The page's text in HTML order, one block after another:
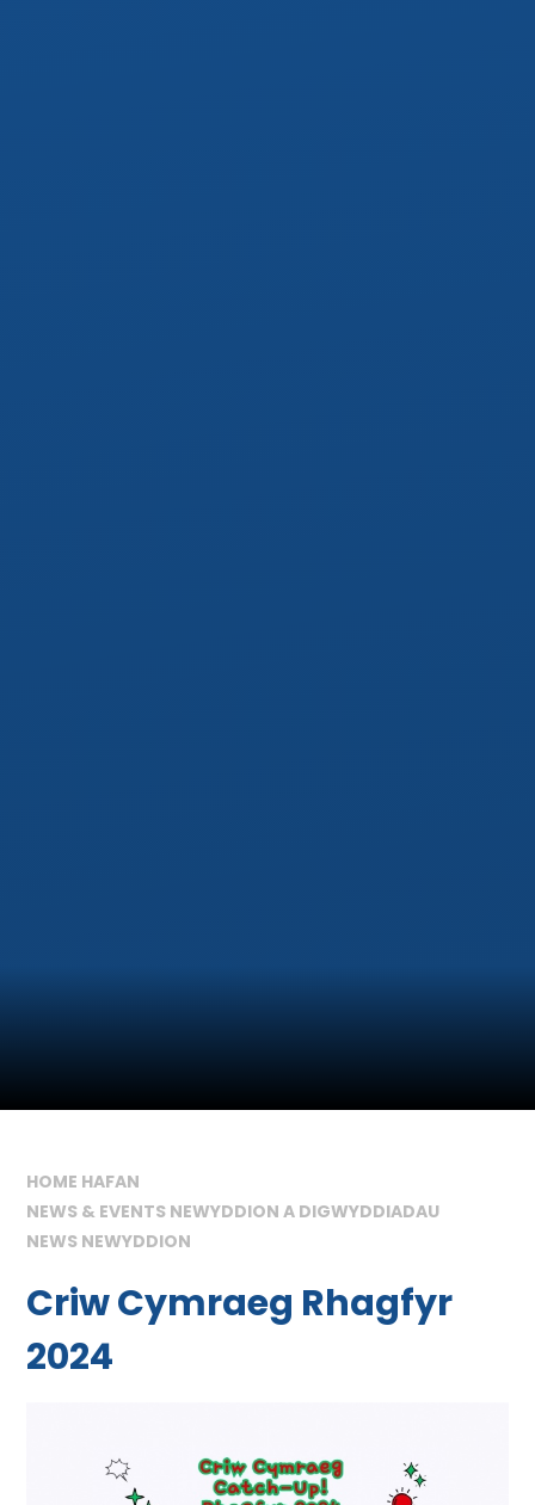
HOME HAFAN
NEWS & EVENTS NEWYDDION A DIGWYDDIADAU
NEWS NEWYDDION
Criw Cymraeg Rhagfyr
2024